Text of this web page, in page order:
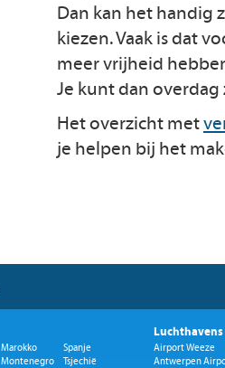
Dan kan het handig
kiezen. Vaak is dat
meer vrijheid
Je kunt dan
Het overzicht met
je helpen bij het
Marokko
Montenegro
Spanje
Tsjechië
Luchthavens
Airport Weeze
Antwerpen